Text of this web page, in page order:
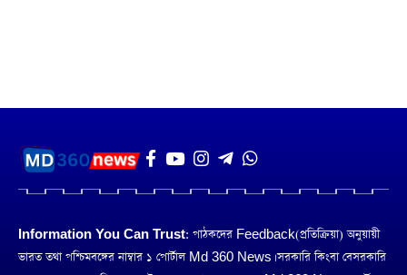
Information You Can Trust: পাঠকদের Feedback(প্রতিক্রিয়া) অনুয়ায়ী
ভারত তথা পশ্চিমবঙ্গের নাম্বার ১ পোর্টাল Md 360 News। সরকারি কিংবা বেসরকারি